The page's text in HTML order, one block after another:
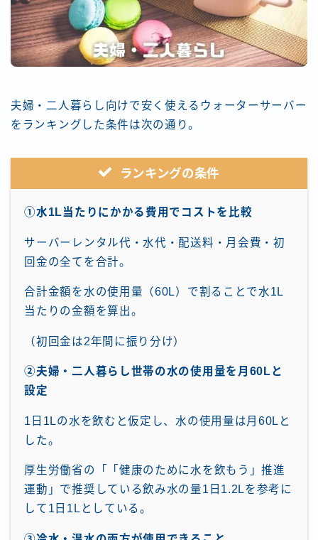
夫婦・二人暮らし向けで安く使えるウォーターサーバー
をランキングした条件は次の通り。
ランキングの条件
①水1L当たりにかかる費用でコストを比較
サーバーレンタル代・水代・配送料・月会費・初
回金の全てを合計。
合計金額を水の使用量（60L）で割ることで水1L
当たりの金額を算出。
（初回金は2年間に振り分け）
②夫婦・二人暮らし世帯の水の使用量を月60Lと
設定
1日1Lの水を飲むと仮定し、水の使用量は月60Lと
した。
厚生労働省の「「健康のために水を飲もう」推進
運動」で推奨している飲み水の量1日1.2Lを参考に
して1日1Lとしている。